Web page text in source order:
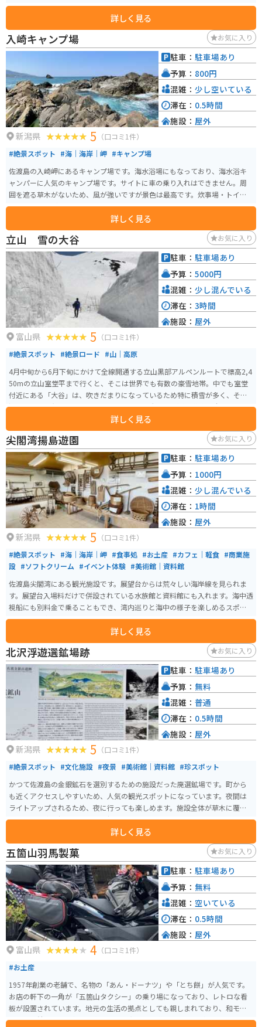
くことは可能です。
詳しく見る
入崎キャンプ場 お気に入り
新潟県 5 （口コミ1件）
#絶景スポット #海｜海岸｜岬 #キャンプ場
佐渡島の入崎岬にあるキャンプ場です。海水浴場にもなっており、海水浴キ
ャンパーに人気のキャンプ場です。サイトに車の乗り入れはできません。周
囲を遮る草木がないため、風が強いですが景色は最高です。炊事場・トイ
レ・シャワーがあります。料金は800円。
詳しく見る
駐車： 駐車場あり
予算： 800円
混雑： 少し空いている
滞在： 0.5時間
施設： 屋外
立山 雪の大谷 お気に入り
富山県 5 （口コミ1件）
#絶景スポット #絶景ロード #山｜高原
4月中旬から6月下旬にかけて全線開通する立山黒部アルペンルートで標高2,4
50mの立山室堂平まで行くと、そこは世界でも有数の豪雪地帯。中でも室堂
付近にある「大谷」は、吹きだまりになっているため特に積雪が多く、その
深さは20mを超えることもあります。この「大谷」を通る道路を除雪してで
きる、高さ20mにも迫る巨大な雪の壁が「雪の大谷」です。
詳しく見る
駐車： 駐車場あり
予算： 5000円
混雑： 少し混んでいる
滞在： 3時間
施設： 屋外
尖閣湾揚島遊園 お気に入り
新潟県 5 （口コミ1件）
#絶景スポット #海｜海岸｜岬 #食事処 #お土産 #カフェ｜軽食 #商業施
設 #ソフトクリーム #イベント体験 #美術館｜資料館
佐渡島尖閣湾にある観光施設です。展望台からは荒々しい海岸線を見られま
す。展望台入場料だけで併設されている水族館と資料館にも入れます。海中透
視船にも別料金で乗ることもでき、湾内巡りと海中の様子を楽しめるスポッ
トです。食事処とお土産屋もあります。
詳しく見る
駐車： 駐車場あり
予算： 1000円
混雑： 少し混んでいる
滞在： 1時間
施設： 屋外
北沢浮遊選鉱場跡 お気に入り
新潟県 5 （口コミ1件）
#絶景スポット #文化施設 #夜景 #美術館｜資料館 #珍スポット
かつて佐渡島の金銀鉱石を選別するための施設だった廃選鉱場です。町から
も近くアクセスしやすいため、人気の観光スポットになっています。夜間は
ライトアップされるため、夜に行っても楽しめます。施設全体が草木に覆わ
れており、廃墟好きなら行って損はないです。
詳しく見る
駐車： 駐車場あり
予算： 無料
混雑： 普通
滞在： 0.5時間
施設： 屋外
五箇山羽馬製菓 お気に入り
富山県 4 （口コミ1件）
#お土産
1957年創業の老舗で、名物の「あん・ドーナツ」や「とち餅」が人気です。
お店の軒下の一角が「五箇山タクシー」の乗り場になっており、レトロな看
板が設置されています。地元の生活の拠点としても親しまれており、和モダ
ンの落ち着いた雰囲気の店内でパンや和菓子を購入することができます。
駐車： 駐車場あり
予算： 無料
混雑： 空いている
滞在： 0.5時間
施設： 屋外